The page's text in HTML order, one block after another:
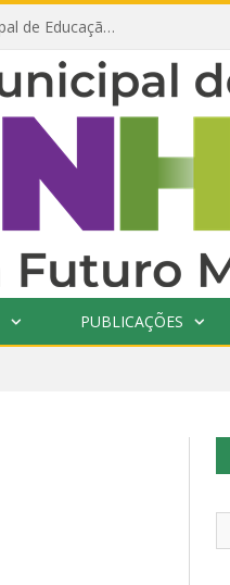
Prefeitura de Prainha, por meio da Secretaria Municipal de Educação, abre 354 vagas na área da Educação para 2025 com processo seletivo simplificado
PUBLICAÇÕES